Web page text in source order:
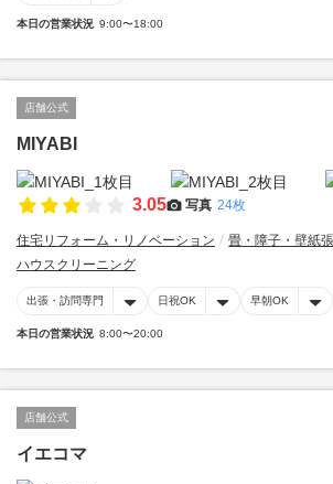
本日の営業状況 9:00〜18:00
店舗公式
MIYABI
3.05 写真 24枚
住宅リフォーム・リノベーション
畳・障子・壁紙
ハウスクリーニング
出張・訪問専門 日祝OK 早朝OK
本日の営業状況 8:00〜20:00
店舗公式
イエコマ